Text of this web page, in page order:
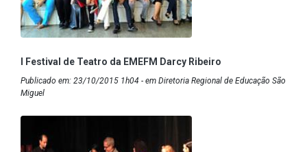
I Festival de Teatro da EMEFM Darcy Ribeiro
Publicado em: 23/10/2015 1h04 - em Diretoria Regional de Educação São
Miguel